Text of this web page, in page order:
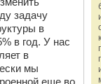
задачу
в
в год. У нас
в
мы
еще во